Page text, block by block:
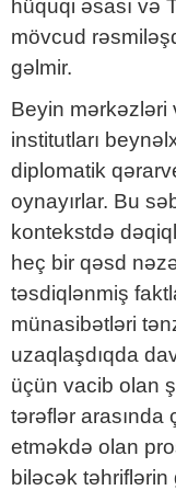
hüquqi əsası və
mövcud
gəlmir.
Beyin mərkəzləri
institutları
diplomatik
oynayırlar. Bu
kontekstdə
heç bir qəsd
təsdiqlənmiş
münasibətləri
uzaqlaşdıqda
üçün vacib olan
tərəflər arasında
etməkdə olan
biləcək